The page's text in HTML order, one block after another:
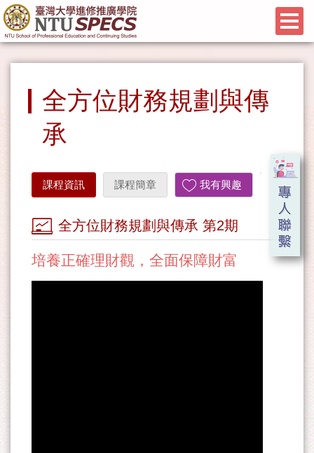
全方位財務規劃與傳
承
課程資訊 課程簡章 我有興趣
全方位財務規劃與傳承 第2期
培養正確理財觀，全面保障財富